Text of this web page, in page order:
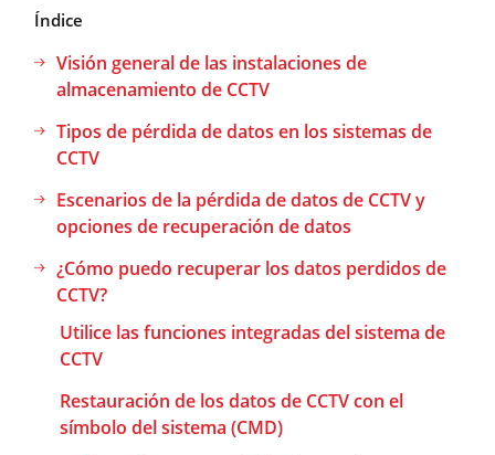
Índice
Visión general de las instalaciones de
almacenamiento de CCTV
Tipos de pérdida de datos en los sistemas de
CCTV
Escenarios de la pérdida de datos de CCTV y
opciones de recuperación de datos
¿Cómo puedo recuperar los datos perdidos de
CCTV?
Utilice las funciones integradas del sistema de
CCTV
Restauración de los datos de CCTV con el
símbolo del sistema (CMD)